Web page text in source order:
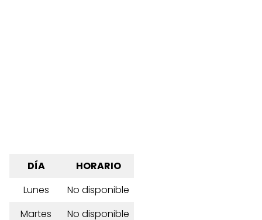
DÍA
HORARIO
Lunes
No disponible
Martes
No disponible